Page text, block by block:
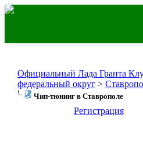
Официальный Лада Гранта
федеральный округ >
Чип-тюнинг в Ставрополе
Регистрация